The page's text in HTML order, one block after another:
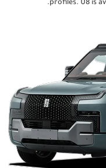
profiles. U8 is